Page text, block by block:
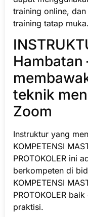
training online,
training tatap muka.
Hambatan
teknik
Zoom
Instruktur yang
KOMPETENSI
PROTOKOLER ini
berkompeten di
KOMPETENSI
PROTOKOLER
praktisi.